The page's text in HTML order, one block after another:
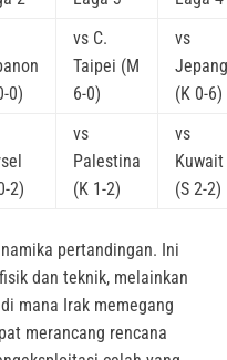
0)
vs C.
Taipei (M
6-0)
vs
Jepang
(K 0-6)
2)
vs
Palestina
(K 1-2)
vs
Kuwait
(S 2-2)
pertandingan. Ini
dan teknik, melainkan
mana Irak memegang
merancang rencana